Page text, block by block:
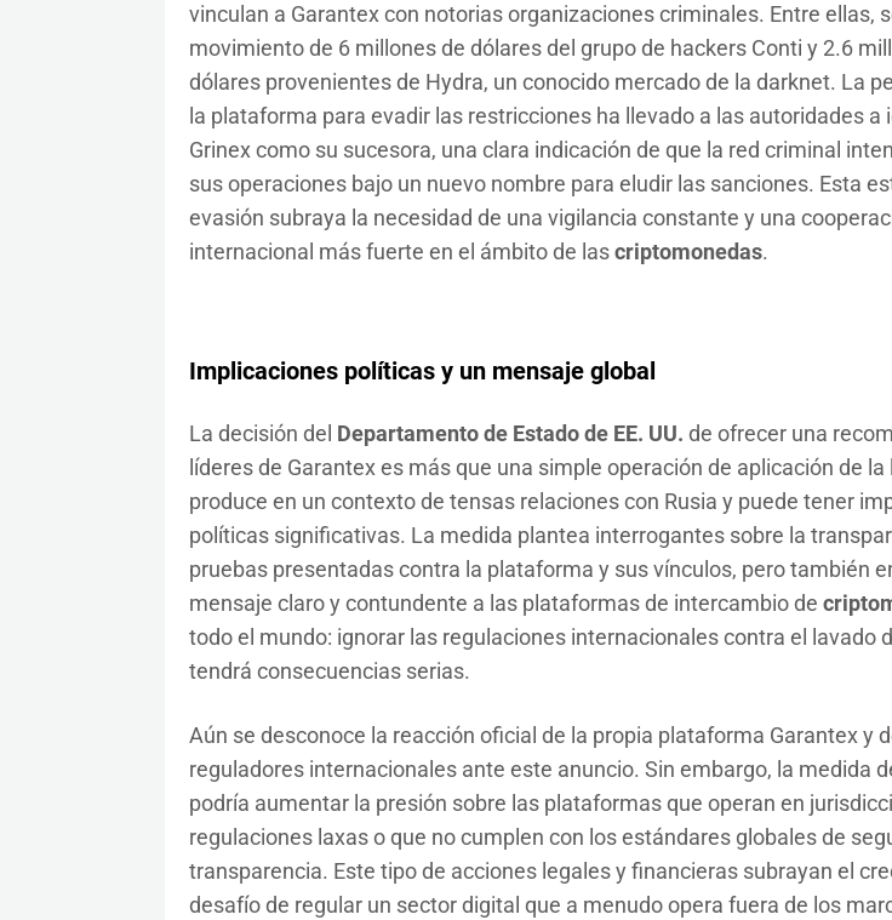
vinculan a Garantex con notorias organizaciones criminales. Entre ellas,
movimiento de 6 millones de dólares del grupo de hackers Conti y 2.6
dólares provenientes de Hydra, un conocido mercado de la darknet. La
la plataforma para evadir las restricciones ha llevado a las autoridades a
Grinex como su sucesora, una clara indicación de que la red criminal
sus operaciones bajo un nuevo nombre para eludir las sanciones. Esta
evasión subraya la necesidad de una vigilancia constante y una
internacional más fuerte en el ámbito de lascriptomonedas.
Implicaciones políticas y un mensaje global
La decisión del Departamento de Estado de EE. UU. de ofrecer una
líderes de Garantex es más que una simple operación de aplicación de la
produce en un contexto de tensas relaciones con Rusia y puede tener
políticas significativas. La medida plantea interrogantes sobre la
pruebas presentadas contra la plataforma y sus vínculos, pero también
mensaje claro y contundente a las plataformas de intercambio de
todo el mundo: ignorar las regulaciones internacionales contra el lavado
tendrá consecuencias serias.
Aún se desconoce la reacción oficial de la propia plataforma Garantex y
reguladores internacionales ante este anuncio. Sin embargo, la medida
podría aumentar la presión sobre las plataformas que operan en
regulaciones laxas o que no cumplen con los estándares globales de
transparencia. Este tipo de acciones legales y financieras subrayan el
desafío de regular un sector digital que a menudo opera fuera de los